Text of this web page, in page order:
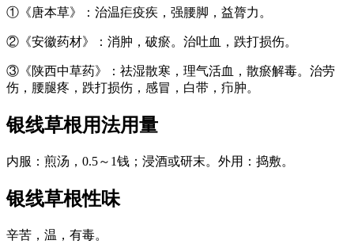
①《唐本草》：治温疟疫疾，强腰脚，益膂力。
②《安徽药材》：消肿，破瘀。治吐血，跌打损伤。
③《陕西中草药》：祛湿散寒，理气活血，散瘀解毒。治劳
伤，腰腿疼，跌打损伤，感冒，白带，疖肿。
银线草根用法用量
内服：煎汤，0.5～1钱；浸酒或研末。外用：捣敷。
银线草根性味
辛苦，温，有毒。